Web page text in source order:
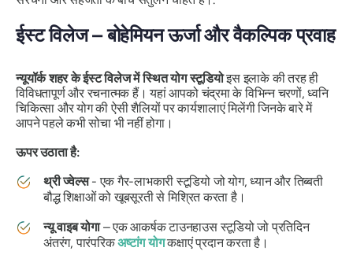
ईस्ट विलेज – बोहेमियन ऊर्जा और वैकल्पिक प्रवाह
न्यूयॉर्क शहर के ईस्ट विलेज में स्थित योग स्टूडियोइस इलाके की तरह ही
विविधतापूर्ण और रचनात्मक हैं। यहां आपको चंद्रमा के विभिन्न चरणों, ध्वनि
चिकित्सा और योग की ऐसी शैलियों पर कार्यशालाएं मिलेंगी जिनके बारे में
आपने पहले कभी सोचा भी नहीं होगा।
ऊपर उठाता है:
थ्री ज्वेल्स- एक गैर-लाभकारी स्टूडियो जो योग, ध्यान और तिब्बती
बौद्ध शिक्षाओं को खूबसूरती से मिश्रित करता है।
न्यू वाइब योगा– एक आकर्षक टाउनहाउस स्टूडियो जो प्रतिदिन
अंतरंग, पारंपरिकअष्टांग योगकक्षाएं प्रदान करता है।